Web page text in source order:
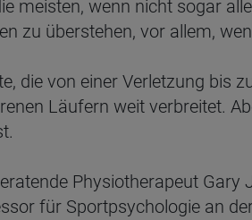
meisten, wenn nicht sogar
zu überstehen, vor allem,
die von einer Verletzung bis
Läufern weit verbreitet.
Physiotherapeut Gary
für Sportpsychologie an